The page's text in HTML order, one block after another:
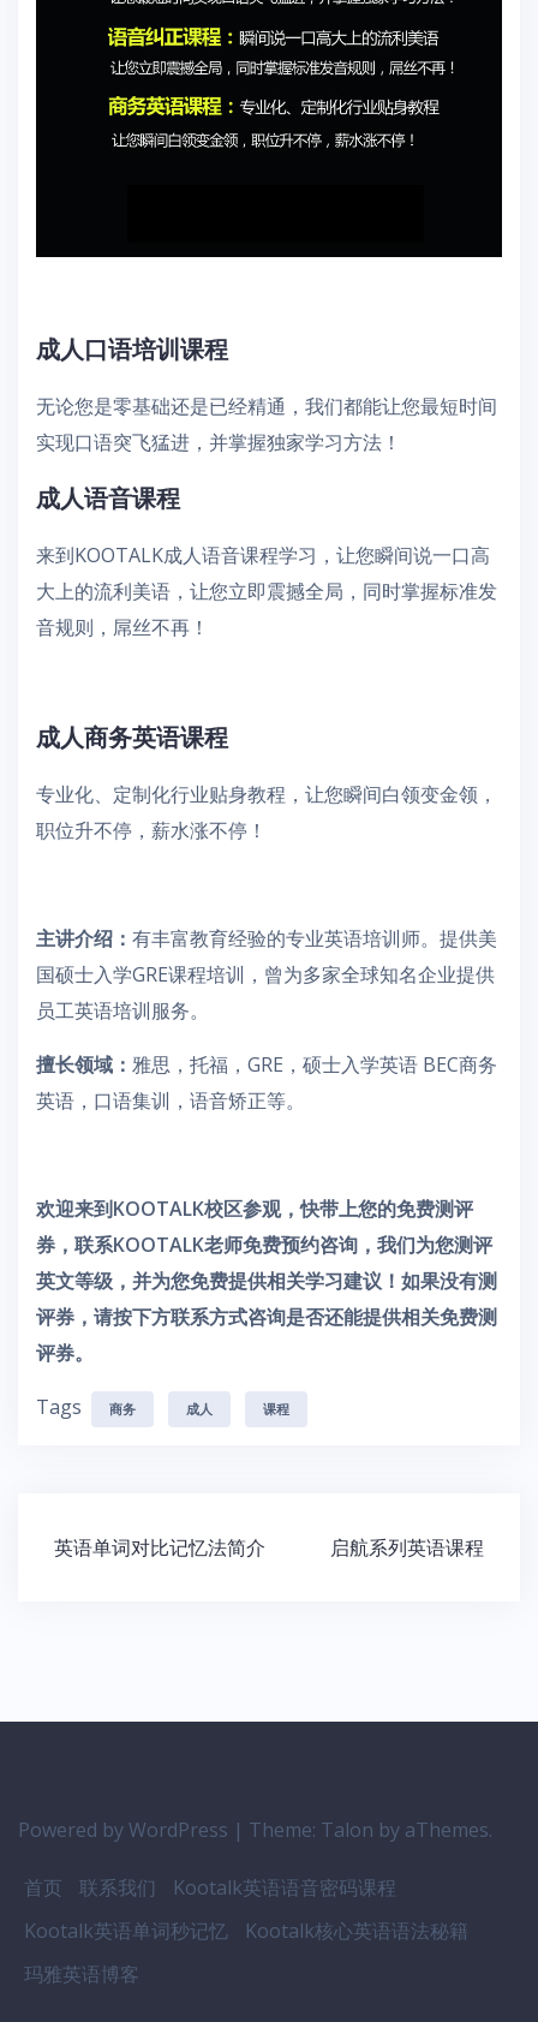
成人口语培训课程
无论您是零基础还是已经精通，我们都能让您最短时间
实现口语突飞猛进，并掌握独家学习方法！
成人语音课程
来到KOOTALK成人语音课程学习，让您瞬间说一口高
大上的流利美语，让您立即震撼全局，同时掌握标准发
音规则，屌丝不再！
成人商务英语课程
专业化、定制化行业贴身教程，让您瞬间白领变金领，
职位升不停，薪水涨不停！
主讲介绍： 有丰富教育经验的专业英语培训师。提供美
国硕士入学GRE课程培训，曾为多家全球知名企业提供
员工英语培训服务。
擅长领域： 雅思，托福，GRE，硕士入学英语 BEC商务
英语，口语集训，语音矫正等。
欢迎来到KOOTALK校区参观，快带上您的免费测评
券，联系KOOTALK老师免费预约咨询，我们为您测评
英文等级，并为您免费提供相关学习建议！如果没有测
评券，请按下方联系方式咨询是否还能提供相关免费测
评券。
Tags 商务 成人 课程
文
英语单词对比记忆法简介 启航系列英语课程
Powered by WordPress | Theme: Talon by aThemes.
首页 联系我们
Kootalk英语语音密码课程
Kootalk英语单词秒记忆
Kootalk核心英语语法秘籍
玛雅英语博客